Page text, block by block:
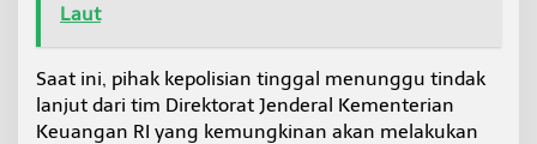
Laut
Saat ini, pihak kepolisian tinggal menunggu tindak
lanjut dari tim Direktorat Jenderal Kementerian
Keuangan RI yang kemungkinan akan melakukan